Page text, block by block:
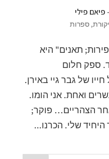
פיאם פילי
, ספרות
תאנים" היא
ספק חלום
של גבר גיי באירן.
ואחת. אני הומו.
הצהריים… פוקר;
שלי. הכרנו...